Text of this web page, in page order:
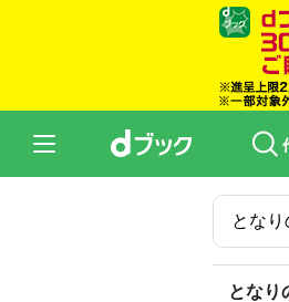
となり